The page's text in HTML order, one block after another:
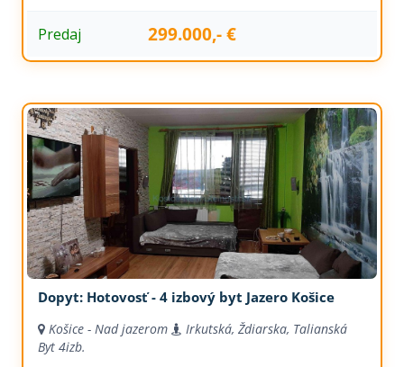
Predaj 299.000,- €
Dopyt: Hotovosť - 4 izbový byt Jazero Košice
Košice - Nad jazerom
Irkutská, Ždiarska, Talianská
Byt 4izb.